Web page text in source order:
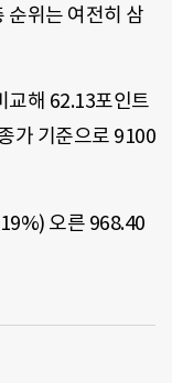
순위는 여전히 삼
교해 62.13포인트
가 기준으로 9100
오른 968.40